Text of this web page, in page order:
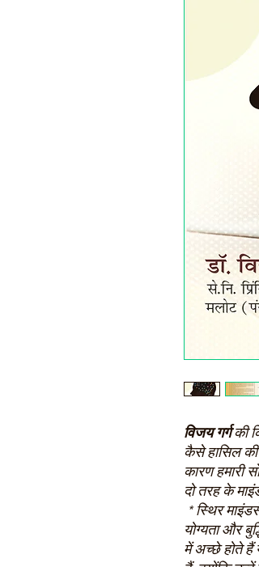
विजय गर्गकी
कैसे हासिल
कारण हमारी
दो तरह के
* स्थिर
योग्यता और
में अच्छे होते